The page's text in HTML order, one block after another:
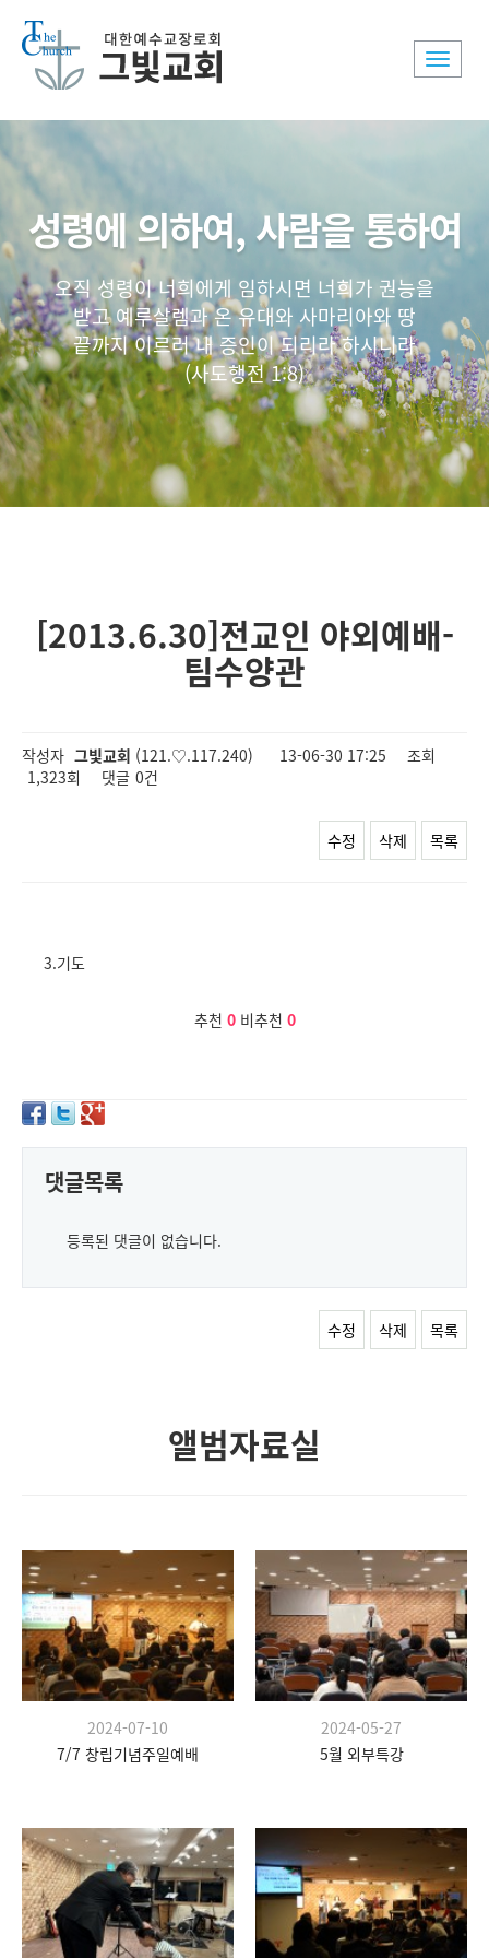
Toggle
성령에 의하여, 사람을 통하여
오직 성령이 너희에게 임하시면 너희가 권능을
받고 예루살렘과 온 유대와 사마리아와 땅
끝까지 이르러 내 증인이 되리라 하시니라
(사도행전 1:8)
[2013.6.30]전교인 야외예배-
팀수양관
작성자 그빛교회 (121.♡.117.240) 13-06-30 17:25
조회
1,323회
댓글 0건
수정 삭제 목록
3.기도
추천 0 비추천 0
댓글목록
등록된 댓글이 없습니다.
수정 삭제 목록
앨범자료실
2024-07-10
7/7 창립기념주일예배
2024-05-27
5월 외부특강